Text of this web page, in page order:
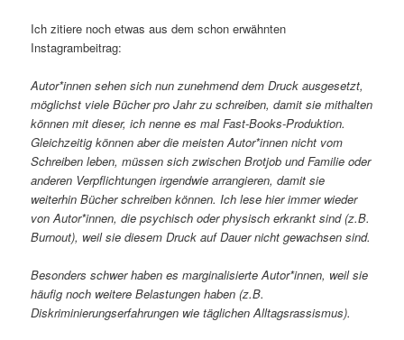
Ich zitiere noch etwas aus dem schon erwähnten
Instagrambeitrag:
Autor*innen sehen sich nun zunehmend dem Druck ausgesetzt,
möglichst viele Bücher pro Jahr zu schreiben, damit sie mithalten
können mit dieser, ich nenne es mal Fast-Books-Produktion.
Gleichzeitig können aber die meisten Autor*innen nicht vom
Schreiben leben, müssen sich zwischen Brotjob und Familie oder
anderen Verpflichtungen irgendwie arrangieren, damit sie
weiterhin Bücher schreiben können. Ich lese hier immer wieder
von Autor*innen, die psychisch oder physisch erkrankt sind (z.B.
Burnout), weil sie diesem Druck auf Dauer nicht gewachsen sind.
Besonders schwer haben es marginalisierte Autor*innen, weil sie
häufig noch weitere Belastungen haben (z.B.
Diskriminierungserfahrungen wie täglichen Alltagsrassismus).